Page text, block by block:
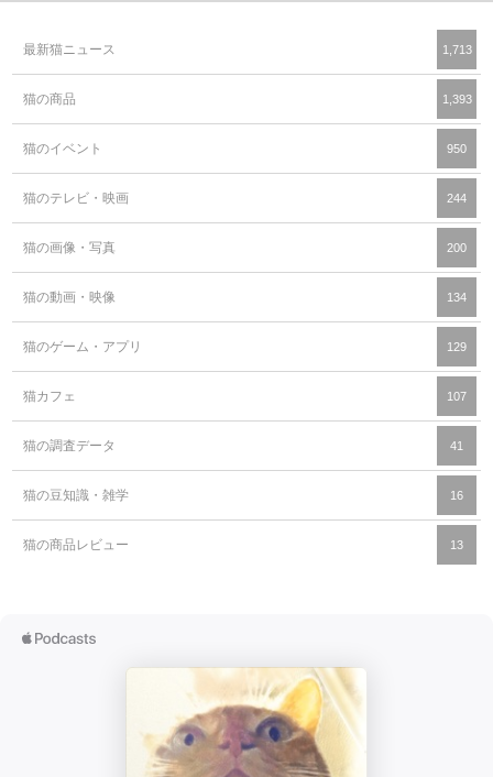
最新猫ニュース 1,713
猫の商品 1,393
猫のイベント 950
猫のテレビ・映画 244
猫の画像・写真 200
猫の動画・映像 134
猫のゲーム・アプリ 129
猫カフェ 107
猫の調査データ 41
猫の豆知識・雑学 16
猫の商品レビュー 13